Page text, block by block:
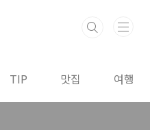
TIP 맛집 여행